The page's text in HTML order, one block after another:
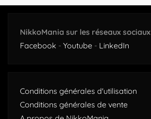
NikkoMania sur les réseaux sociaux
Facebook - Youtube - LinkedIn
Conditions générales d'utilisation
Conditions générales de vente